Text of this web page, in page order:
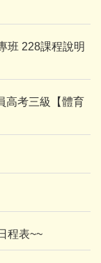
班 228課程說明
考三級【體育
程表~~